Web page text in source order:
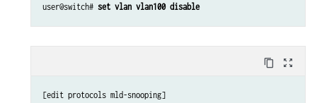
user@switch# set vlan vlan100 disable
content_copy zoom_out_map
[edit protocols mld-snooping]